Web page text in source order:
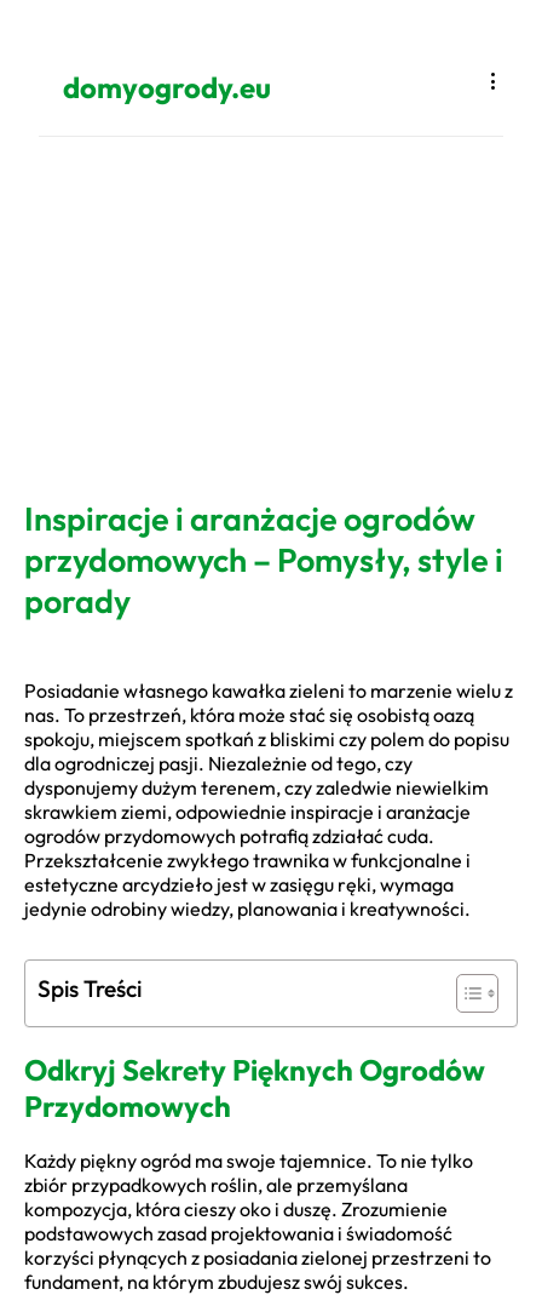
domyogrody.eu
Inspiracje i aranżacje ogrodów
przydomowych – Pomysły, style i
porady
Posiadanie własnego kawałka zieleni to marzenie wielu z
nas. To przestrzeń, która może stać się osobistą oazą
spokoju, miejscem spotkań z bliskimi czy polem do popisu
dla ogrodniczej pasji. Niezależnie od tego, czy
dysponujemy dużym terenem, czy zaledwie niewielkim
skrawkiem ziemi, odpowiednie inspiracje i aranżacje
ogrodów przydomowych potrafią zdziałać cuda.
Przekształcenie zwykłego trawnika w funkcjonalne i
estetyczne arcydzieło jest w zasięgu ręki, wymaga
jedynie odrobiny wiedzy, planowania i kreatywności.
Spis Treści
Odkryj Sekrety Pięknych Ogrodów
Przydomowych
Każdy piękny ogród ma swoje tajemnice. To nie tylko
zbiór przypadkowych roślin, ale przemyślana
kompozycja, która cieszy oko i duszę. Zrozumienie
podstawowych zasad projektowania i świadomość
korzyści płynących z posiadania zielonej przestrzeni to
fundament, na którym zbudujesz swój sukces.